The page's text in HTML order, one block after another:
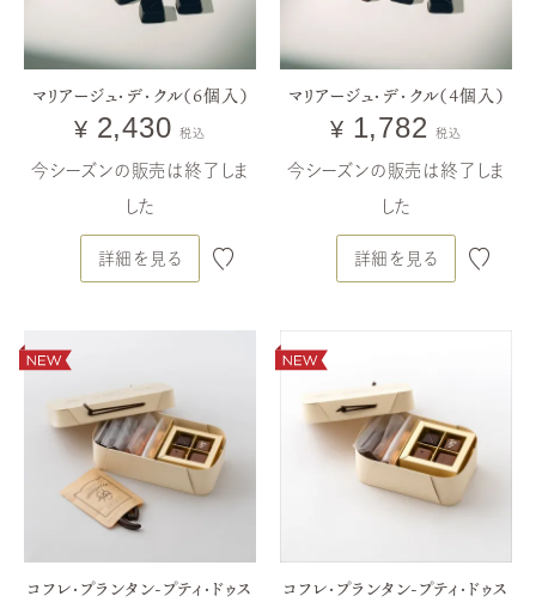
マリアージュ・デ・クル（6個入）
¥ 2,430 税込
今シーズンの販売は終了しま
した
詳細を見る
マリアージュ・デ・クル（4個入）
¥ 1,782 税込
今シーズンの販売は終了しま
した
詳細を見る
コフレ・プランタン-プティ・ドゥス
コフレ・プランタン-プティ・ドゥス